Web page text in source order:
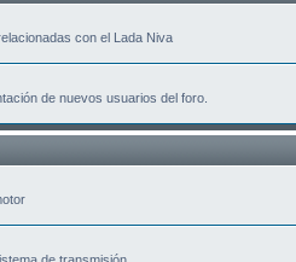
con el Lada Niva
de nuevos usuarios del foro.